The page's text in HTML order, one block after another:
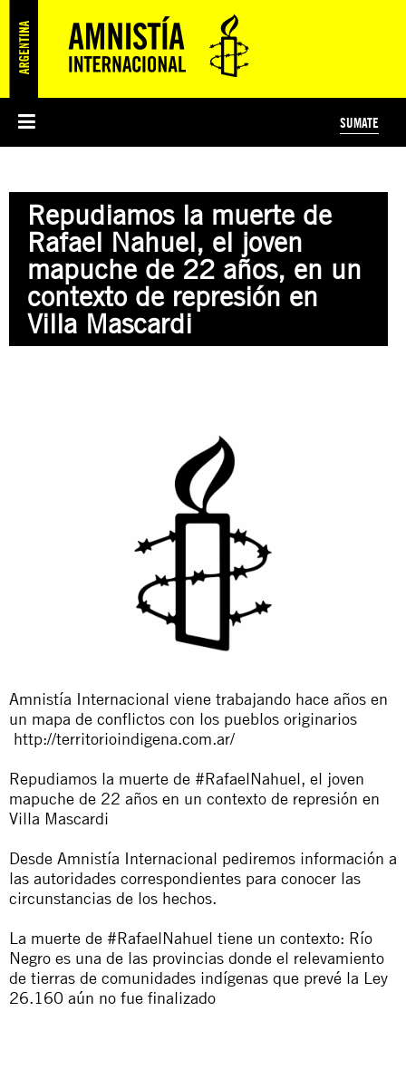
PREGUNTAS FRECUENTES
ÁREAS TEMÁTICAS
JUSTICIA INTERNACIONAL
EDUCACIÓN EN DERECHOS HUMANOS Y JÓVENES
PRENSA
SUSCRIBITE
SUMATE
PREGUNTAS FRECUENTES
Repudiamos la muerte de
Rafael Nahuel, el joven
mapuche de 22 años, en un
contexto de represión en
Villa Mascardi
Amnistía Internacional viene trabajando hace años en
un mapa de conflictos con los pueblos originarios
http://territorioindigena.com.ar/
Repudiamos la muerte de #RafaelNahuel, el joven
mapuche de 22 años en un contexto de represión en
Villa Mascardi
Desde Amnistía Internacional pediremos información a
las autoridades correspondientes para conocer las
circunstancias de los hechos.
La muerte de #RafaelNahuel tiene un contexto: Río
Negro es una de las provincias donde el relevamiento
de tierras de comunidades indígenas que prevé la Ley
26.160 aún no fue finalizado